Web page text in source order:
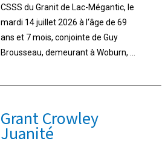
CSSS du Granit de Lac-Mégantic, le
mardi 14 juillet 2026 à l‘âge de 69
ans et 7 mois, conjointe de Guy
Brousseau, demeurant à Woburn, ...
Grant Crowley
Juanité